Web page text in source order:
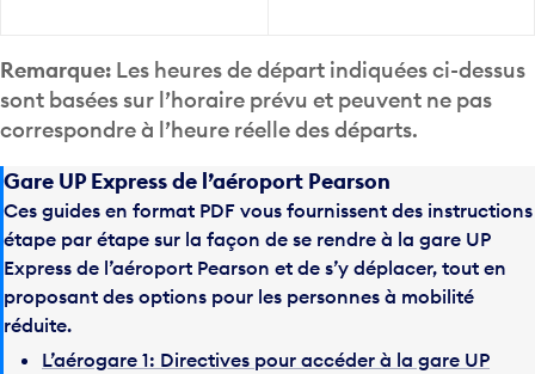
Remarque: Les heures de départ indiquées ci-dessus
sont basées sur l’horaire prévu et peuvent ne pas
correspondre à l’heure réelle des départs.
Gare UP Express de l’aéroport Pearson
Ces guides en format PDF vous fournissent des instructions
étape par étape sur la façon de se rendre à la gare UP
Express de l’aéroport Pearson et de s’y déplacer, tout en
proposant des options pour les personnes à mobilité
réduite.
L’aérogare 1: Directives pour accéder à la gare UP